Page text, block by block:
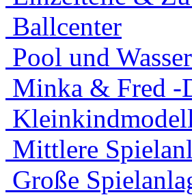
Ballcenter
Pool und
Minka & Fred -
Mittlere
Große